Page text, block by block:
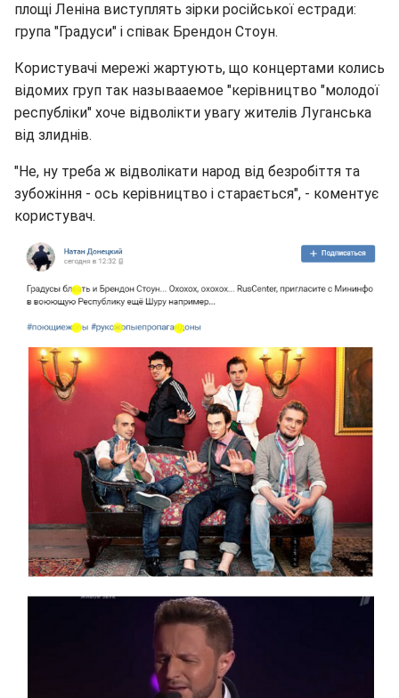
площі Леніна виступлять зірки російської естради:
група "Градуси" і співак Брендон Стоун.
Користувачі мережі жартують, що концертами колись
відомих груп так называаемое "керівництво "молодої
республіки" хоче відволікти увагу жителів Луганська
від злиднів.
"Не, ну треба ж відволікати народ від безробіття та
зубожіння - ось керівництво і старається", - коментує
користувач.